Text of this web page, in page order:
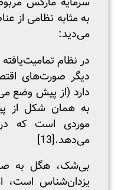
به مثابه نظامی از
می‌دید:
در نظام
دیگر صورت‌های
دارد (از پیش وضع
به همان شکل از
موردی است که در
می‌دهد.[13]
بی‌شک، هگل به
یزدان‌شناس است،